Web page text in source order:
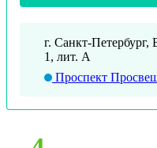
г. Санкт-
1, лит. А
Проспект